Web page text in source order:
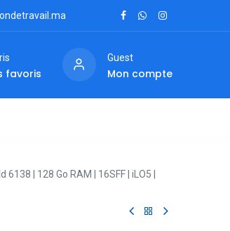
favoris
Guest
Mon compte
| 128 Go RAM | 16SFF | iLO5 |